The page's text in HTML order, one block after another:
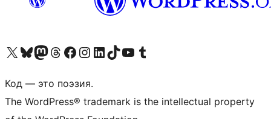
Посетите нас в X (ранее Twitter)
Посетите нашу учётную запись в Bluesky
Посетите нашу ленту в Mastodon
Посетите нашу учётную запись в Threads
Посетите нашу страницу на Facebook
Посетите наш Instagram
Посетите нашу страницу в LinkedIn
Посетите нашу учётную запись в TikTok
Посетите наш канал YouTube
Посетите нашу учётную запись в Tumblr
Код — это поэзия.
The WordPress® trademark is the intellectual property